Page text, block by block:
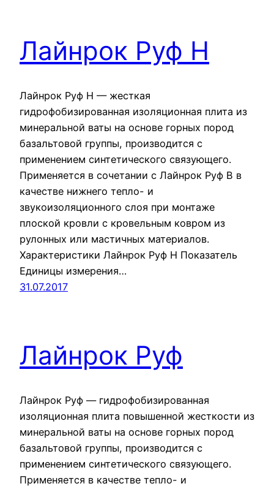
Лайнрок Руф Н
Лайнрок Руф Н — жесткая
гидрофобизированная изоляционная плита из
минеральной ваты на основе горных пород
базальтовой группы, производится с
применением синтетического связующего.
Применяется в сочетании с Лайнрок Руф В в
качестве нижнего тепло- и
звукоизоляционного слоя при монтаже
плоской кровли с кровельным ковром из
рулонных или мастичных материалов.
Характеристики Лайнрок Руф Н Показатель
Единицы измерения…
31.07.2017
Лайнрок Руф
Лайнрок Руф — гидрофобизированная
изоляционная плита повышенной жесткости из
минеральной ваты на основе горных пород
базальтовой группы, производится с
применением синтетического связующего.
Применяется в качестве тепло- и